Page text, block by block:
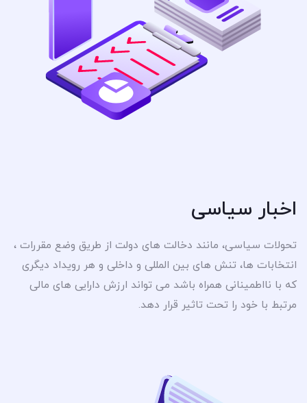
اخبار سیاسی
تحولات سیاسی، مانند دخالت های دولت از طریق وضع مقررات ،
انتخابات ها، تنش های بین المللی و داخلی و هر رویداد دیگری
که با نااطمینانی همراه باشد می تواند ارزش دارایی های مالی
مرتبط با خود را تحت تاثیر قرار دهد.